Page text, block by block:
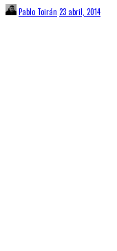
Pablo Toirán 23 abril, 2014